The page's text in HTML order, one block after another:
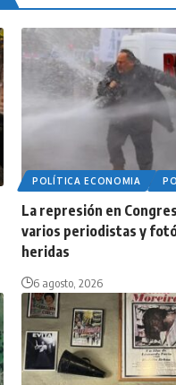
POLÍTICA ECONOMIA
La represión en
varios periodistas y
heridas
6 agosto, 2026